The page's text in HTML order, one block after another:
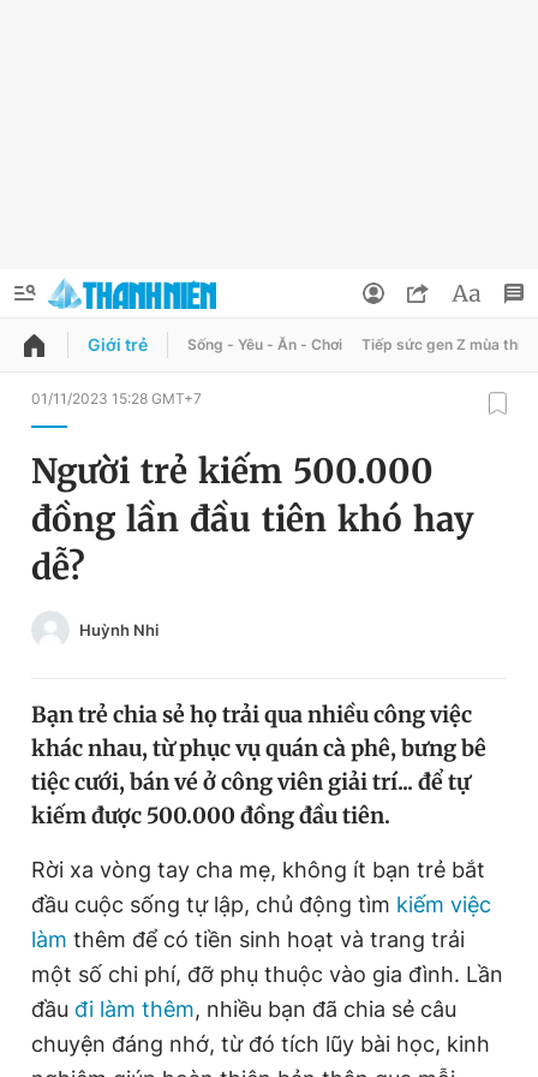
QUẢNG CÁO
Chuyên mục
Chuyên mục khác
Chào ngày mới
Video Magazine
Sản phẩm khác
Tiện ích Bạn cần biết
Thông tin tòa soạn Liên hệ quảng cáo
Đổi mật khẩu
Tin đã lưu
Giới trẻ Sống - Yêu - Ăn - Chơi Tiếp sức gen Z mùa thi
01/11/2023 15:28 GMT+7
Người trẻ kiếm 500.000
đồng lần đầu tiên khó hay
dễ?
Huỳnh Nhi
Bạn trẻ chia sẻ họ trải qua nhiều công việc
khác nhau, từ phục vụ quán cà phê, bưng bê
tiệc cưới, bán vé ở công viên giải trí... để tự
kiếm được 500.000 đồng đầu tiên.
Rời xa vòng tay cha mẹ, không ít bạn trẻ bắt
đầu cuộc sống tự lập, chủ động tìm kiếm việc
làm thêm để có tiền sinh hoạt và trang trải
một số chi phí, đỡ phụ thuộc vào gia đình. Lần
đầu đi làm thêm, nhiều bạn đã chia sẻ câu
chuyện đáng nhớ, từ đó tích lũy bài học, kinh